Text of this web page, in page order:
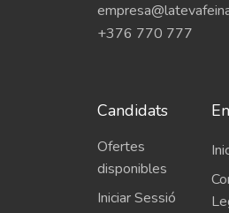
+376 770 777
Candidats
Ofertes
disponibles
Iniciar Sessió